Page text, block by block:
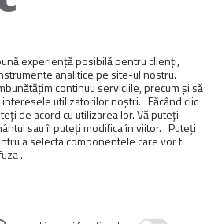
CARE CAT SNACK
SALMON